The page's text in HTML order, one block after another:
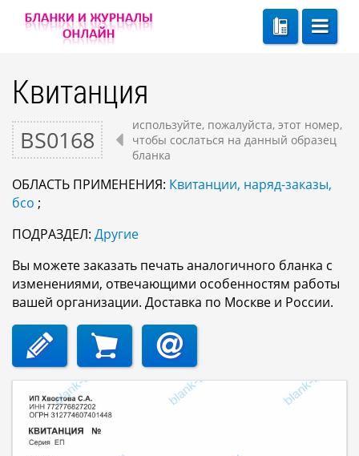
Квитанция
BS0168
используйте, пожалуйста, этот номер,
чтобы сослаться на данный образец
бланка
ОБЛАСТЬ ПРИМЕНЕНИЯ: Квитанции, наряд-заказы,
бсо ;
ПОДРАЗДЕЛ: Другие
Вы можете заказать печать аналогичного бланка с
изменениями, отвечающими особенностям работы
вашей организации. Доставка по Москве и России.